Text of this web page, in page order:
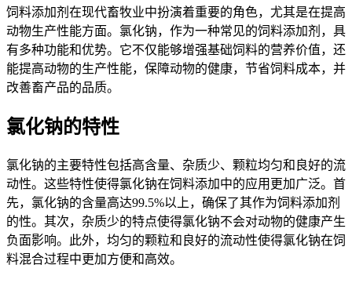
饲料添加剂在现代畜牧业中扮演着重要的角色，尤其是在提高
动物生产性能方面。氯化钠，作为一种常见的饲料添加剂，具
有多种功能和优势。它不仅能够增强基础饲料的营养价值，还
能提高动物的生产性能，保障动物的健康，节省饲料成本，并
改善畜产品的品质。
氯化钠的特性
氯化钠的主要特性包括高含量、杂质少、颗粒均匀和良好的流
动性。这些特性使得氯化钠在饲料添加中的应用更加广泛。首
先，氯化钠的含量高达99.5%以上，确保了其作为饲料添加剂
的性。其次，杂质少的特点使得氯化钠不会对动物的健康产生
负面影响。此外，均匀的颗粒和良好的流动性使得氯化钠在饲
料混合过程中更加方便和高效。